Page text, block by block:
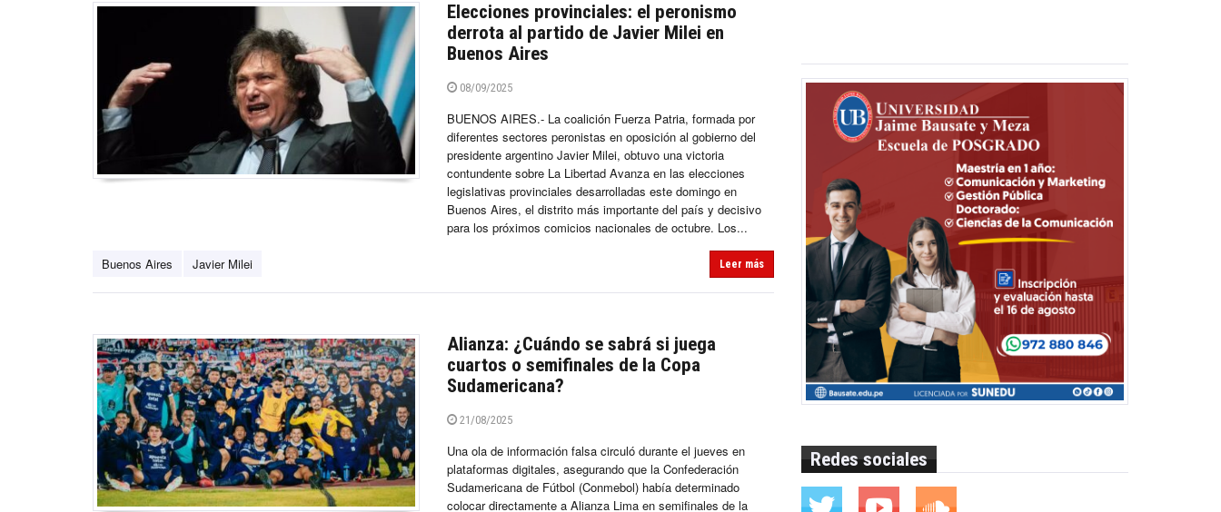
Elecciones provinciales: el peronismo
derrota al partido de Javier Milei en
Buenos Aires
08/09/2025
BUENOS AIRES.- La coalición Fuerza Patria, formada por
diferentes sectores peronistas en oposición al gobierno del
presidente argentino Javier Milei, obtuvo una victoria
contundente sobre La Libertad Avanza en las elecciones
legislativas provinciales desarrolladas este domingo en
Buenos Aires, el distrito más importante del país y decisivo
para los próximos comicios nacionales de octubre. Los...
Buenos Aires Javier Milei Leer más
Alianza: ¿Cuándo se sabrá si juega
cuartos o semifinales de la Copa
Sudamericana?
21/08/2025
Una ola de información falsa circuló durante el jueves en
plataformas digitales, asegurando que la Confederación
Sudamericana de Fútbol (Conmebol) había determinado
colocar directamente a Alianza Lima en semifinales de la
Redes sociales